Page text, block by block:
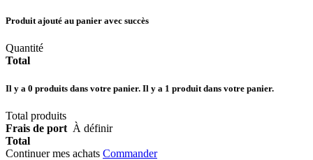
Produit ajouté au panier avec succès
Quantité
Total
Il y a 0 produits dans votre panier. Il y a 1 produit dans votre panier.
Total produits
Frais de port À définir
Total
Continuer mes achats Commander